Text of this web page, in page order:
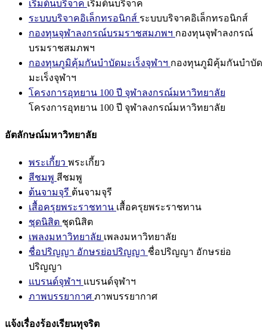
เริ่มต้นบริจาค เริ่มต้นบริจาค
ระบบบริจาคอิเล็กทรอนิกส์ ระบบบริจาคอิเล็กทรอนิกส์
กองทุนจุฬาลงกรณ์บรมราชสมภพฯ กองทุนจุฬาลงกรณ์
บรมราชสมภพฯ
กองทุนภูมิคุ้มกันบำบัดมะเร็งจุฬาฯ กองทุนภูมิคุ้มกันบำบัด
มะเร็งจุฬาฯ
โครงการอุทยาน 100 ปี จุฬาลงกรณ์มหาวิทยาลัย
โครงการอุทยาน 100 ปี จุฬาลงกรณ์มหาวิทยาลัย
อัตลักษณ์มหาวิทยาลัย
พระเกี้ยว พระเกี้ยว
สีชมพู สีชมพู
ต้นจามจุรี ต้นจามจุรี
เสื้อครุยพระราชทาน เสื้อครุยพระราชทาน
ชุดนิสิต ชุดนิสิต
เพลงมหาวิทยาลัย เพลงมหาวิทยาลัย
ชื่อปริญญา อักษรย่อปริญญา ชื่อปริญญา อักษรย่อ
ปริญญา
แบรนด์จุฬาฯ แบรนด์จุฬาฯ
ภาพบรรยากาศ ภาพบรรยากาศ
แจ้งเรื่องร้องเรียนทุจริต